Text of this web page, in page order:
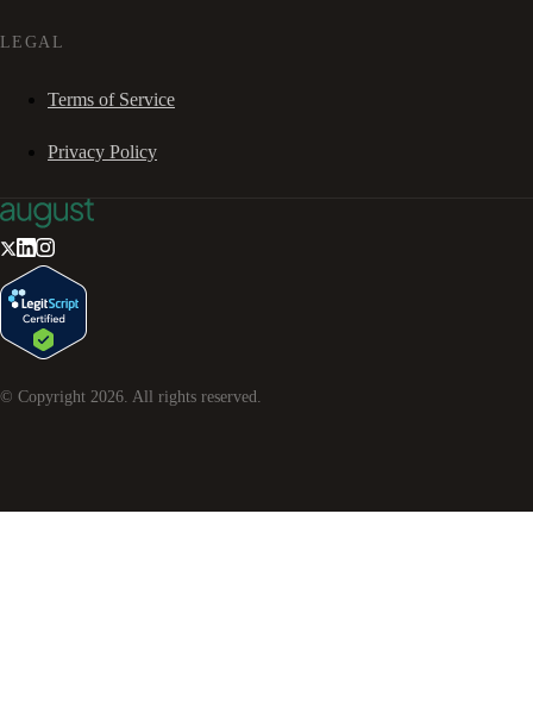
LEGAL
Terms of Service
Privacy Policy
© Copyright 2026. All rights reserved.